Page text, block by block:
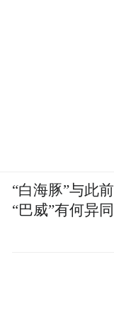
“白海豚”与此
“巴威”有何异